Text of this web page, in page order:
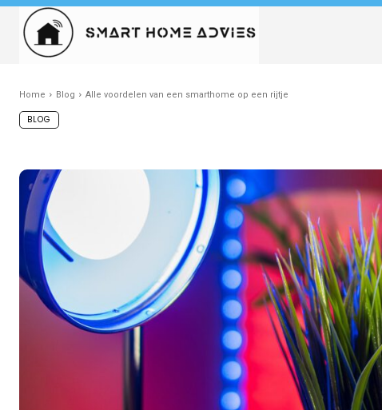
Home Blog Alle voordelen van een smarthome op een rijtje
BLOG